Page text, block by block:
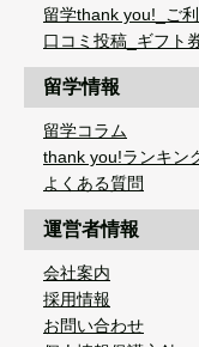
留学thank you!_ご
口コミ投稿_ギフト
留学情報
留学コラム
thank you!ランキン
よくある質問
運営者情報
会社案内
採用情報
お問い合わせ